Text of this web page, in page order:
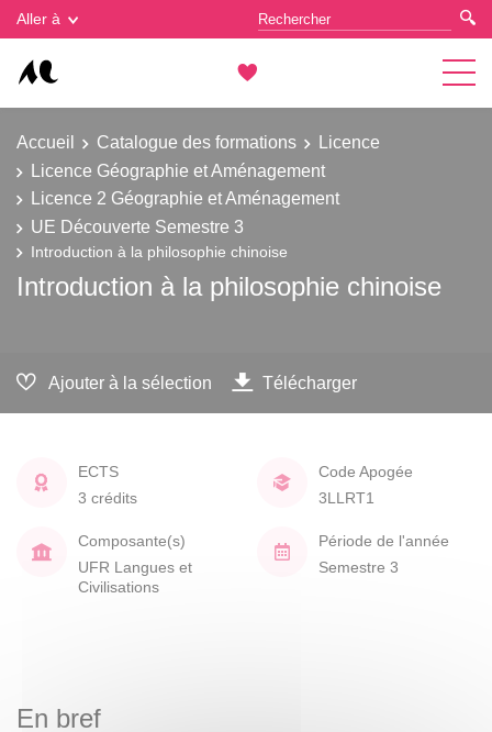
Aller à
Accueil Catalogue des formations
Licence
Licence Géographie et Aménagement
Licence 2 Géographie et Aménagement
UE Découverte Semestre 3
Introduction à la philosophie chinoise
Introduction à la philosophie chinoise
Ajouter à la sélection Télécharger
ECTS
3 crédits
Code Apogée
3LLRT1
Composante(s)
UFR Langues et
Civilisations
Période de l'année
Semestre 3
En bref
Gestion des cookies